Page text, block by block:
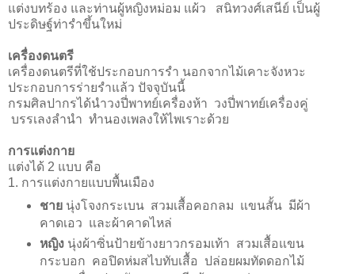
แต่งบทร้อง และท่านผู้หญิงหม่อม แผ้ว สนิทวงศ์เสนีย์ เป็นผู้
ประดิษฐ์ท่ารำขึ้นใหม่
เครื่องดนตรี
เครื่องดนตรีที่ใช้ประกอบการรำ นอกจากไม้เคาะจังหวะ
ประกอบการร่ายรำแล้ว ปัจจุบันนี้
กรมศิลปากรได้นำวงปี่พาทย์เครื่องห้า วงปี่พาทย์เครื่องคู่
บรรเลงลำนำ ทำนองเพลงให้ไพเราะด้วย
การแต่งกาย
แต่งได้ 2 แบบ คือ
1. การแต่งกายแบบพื้นเมือง
ชายนุ่งโจงกระเบน สวมเสื้อคอกลม แขนสั้น มีผ้า
คาดเอว และผ้าคาดไหล่
หญิงนุ่งผ้าซิ่นป้ายข้างยาวกรอมเท้า สวมเสื้อแขน
กระบอก คอปิดห่มสไบทับเสื้อ ปล่อยผมทัดดอกไม้